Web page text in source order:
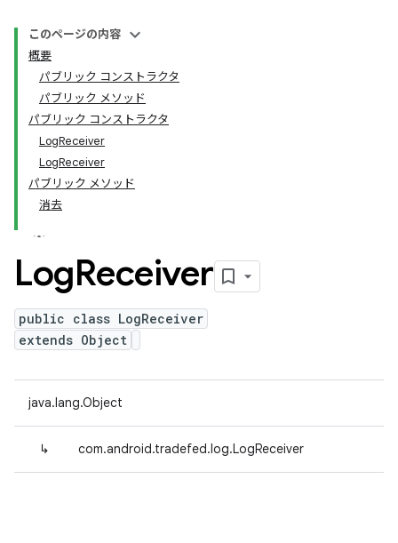
このページの内容
概要
パブリック コンストラクタ
パブリック メソッド
パブリック コンストラクタ
LogReceiver
LogReceiver
パブリック メソッド
消去
LogReceiver
public class LogReceiver
extends Object
java.lang.Object
↳ com.android.tradefed.log.LogReceiver